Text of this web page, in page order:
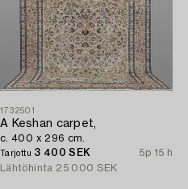
1732501
A Keshan carpet,
c. 400 x 296 cm.
Tarjottu 3 400 SEK
5p 15 h
Lähtöhinta 25 000 SEK